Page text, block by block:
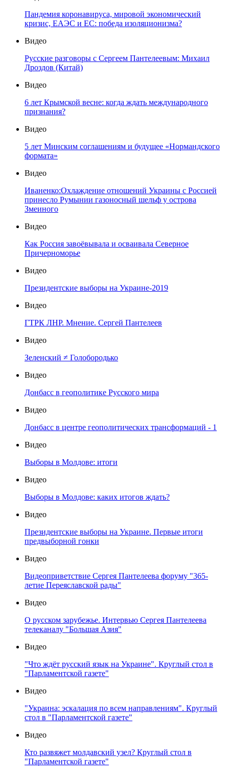
Пандемия коронавируса, мировой экономический
кризис, ЕАЭС и ЕС: победа изоляционизма?
Видео
Русские разговоры с Сергеем Пантелеевым: Михаил
Дроздов (Китай)
Видео
6 лет Крымской весне: когда ждать международного
признания?
Видео
5 лет Минским соглашениям и будущее «Нормандского
формата»
Видео
Иваненко:Охлаждение отношений Украины с Россией
принесло Румынии газоносный шельф у острова
Змеиного
Видео
Как Россия завоёвывала и осваивала Северное
Причерноморье
Видео
Президентские выборы на Украине-2019
Видео
ГТРК ЛНР. Мнение. Сергей Пантелеев
Видео
Зеленский ≠ Голобородько
Видео
Донбасс в геополитике Русского мира
Видео
Донбасс в центре геополитических трансформаций - 1
Видео
Выборы в Молдове: итоги
Видео
Выборы в Молдове: каких итогов ждать?
Видео
Президентские выборы на Украине. Первые итоги
предвыборной гонки
Видео
Видеоприветствие Сергея Пантелеева форуму "365-
летие Переяславской рады"
Видео
О русском зарубежье. Интервью Сергея Пантелеева
телеканалу "Большая Азия"
Видео
"Что ждёт русский язык на Украине". Круглый стол в
"Парламентской газете"
Видео
"Украина: эскалация по всем направлениям". Круглый
стол в "Парламентской газете"
Видео
Кто развяжет молдавский узел? Круглый стол в
"Парламентской газете"